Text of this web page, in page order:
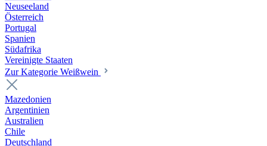
Neuseeland
Österreich
Portugal
Spanien
Südafrika
Vereinigte Staaten
Zur Kategorie Weißwein
Mazedonien
Argentinien
Australien
Chile
Deutschland